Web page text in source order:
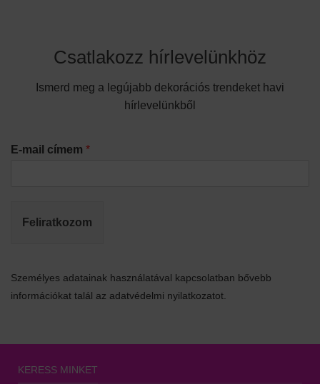
Csatlakozz hírlevelünkhöz
Ismerd meg a legújabb dekorációs trendeket havi
hírlevelünkből
E-mail címem *
Feliratkozom
Személyes adatainak használatával kapcsolatban bővebb
információkat talál az adatvédelmi nyilatkozatot.
KERESS MINKET